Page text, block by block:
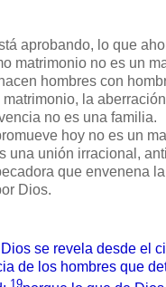
aprobando, lo que
matrimonio no es un
hombres con
la
no es una familia.
hoy no es un
una unión irracional,
que envenena
Dios.
se revela desde el
de los hombres que
19